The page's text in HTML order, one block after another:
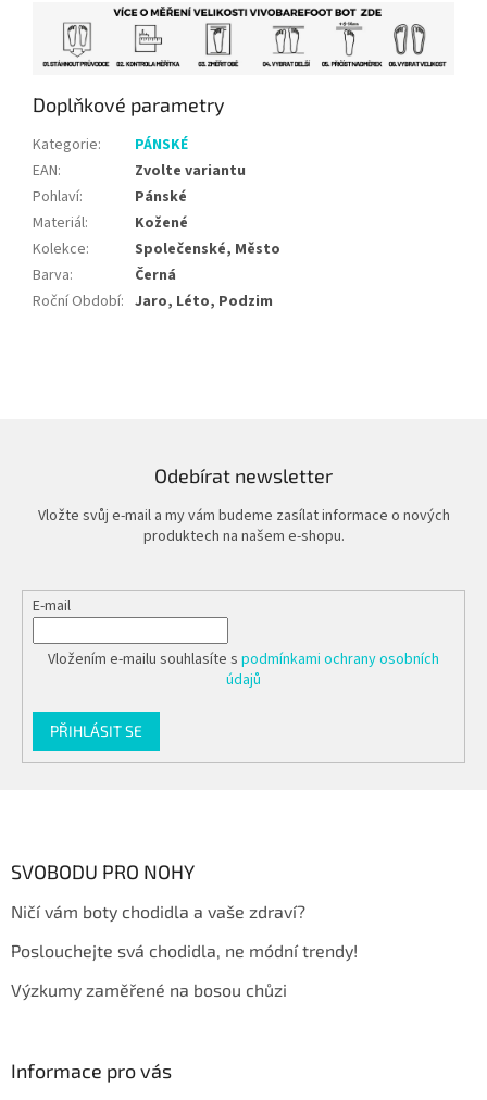
Doplňkové parametry
Kategorie:
PÁNSKÉ
EAN:
Zvolte variantu
Pohlaví:
Pánské
Materiál:
Kožené
Kolekce:
Společenské, Město
Barva:
Černá
Roční Období: Jaro, Léto, Podzim
Odebírat newsletter
Vložte svůj e-mail a my vám budeme zasílat informace o nových
produktech na našem e-shopu.
E-mail
Vložením e-mailu souhlasíte s podmínkami ochrany osobních
údajů
PŘIHLÁSIT SE
SVOBODU PRO NOHY
Ničí vám boty chodidla a vaše zdraví?
Poslouchejte svá chodidla, ne módní trendy!
Výzkumy zaměřené na bosou chůzi
Informace pro vás